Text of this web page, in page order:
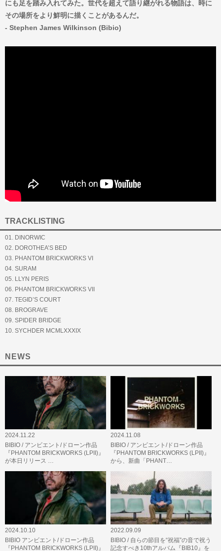
にも足を踏み入れてみた。世代を超えて語り継がれる物語は、時に
その場所をより鮮明に描くことがあるんだ。
- Stephen James Wilkinson (Bibio)
TRACKLISTING
01. DINORWIC
02. DOROTHEA’S BED
03. PHANTOM BRICKWORKS VI
04. SURAM
05. LLYN PERIS
06. PHANTOM BRICKWORKS VII
07. TEGID’S COURT
08. BROGRAVE
09. SPIDER BRIDGE
10. SYCHDER MCMLXXXIX
NEWS
2024.11.22
BIBIO / アンビエント/ドローン作品
『PHANTOM BRICKWORKS (LPII)』
が本日リリース …
2024.11.08
BIBIO / アンビエント/ドローン作品
『PHANTOM BRICKWORKS (LPII)』
から、新曲「PHANT…
2024.10.10
BIBIO アンビエント/ドローン作品
『PHANTOM BRICKWORKS (LPII)』
2022.09.09
BIBIO / 自らの節目を“祝福”の音で祝う
記念すべき10thアルバム『BIB10』を